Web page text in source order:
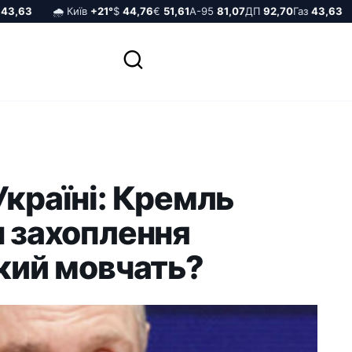
🌧️ Київ+21°$44,76€51,61А-9581,07ДП92,70Газ43,63
Кремль
захоплення
мовчать?